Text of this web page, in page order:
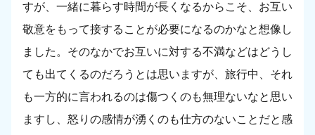
すが、一緒に暮らす時間が長くなるからこそ、お互い
敬意をもって接することが必要になるのかなと想像し
ました。そのなかでお互いに対する不満などはどうし
ても出てくるのだろうとは思いますが、旅行中、それ
も一方的に言われるのは傷つくのも無理ないなと思い
ますし、怒りの感情が湧くのも仕方のないことだと感